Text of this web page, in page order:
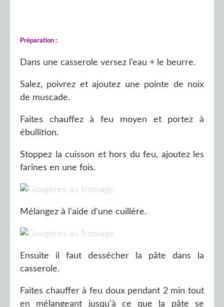
Préparation :
Dans une casserole versez l’eau + le beurre.
Salez, poivrez et ajoutez une pointe de noix
de muscade.
Faites chauffez à feu moyen et portez à
ébullition.
Stoppez la cuisson et hors du feu, ajoutez les
farines en une fois.
Mélangez à l'aide d'une cuillère.
Ensuite il faut dessécher la pâte dans la
casserole.
Faites chauffer à feu doux pendant 2 min tout
en mélangeant jusqu’à ce que la pâte se